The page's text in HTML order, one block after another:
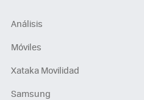
Análisis
Móviles
Xataka Movilidad
Samsung